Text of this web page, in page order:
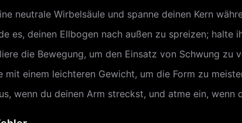
neutrale Wirbelsäule und spanne deinen Kern
es, deinen Ellbogen nach außen zu spreizen; halte
die Bewegung, um den Einsatz von Schwung zu
mit einem leichteren Gewicht, um die Form zu
wenn du deinen Arm streckst, und atme ein, wenn